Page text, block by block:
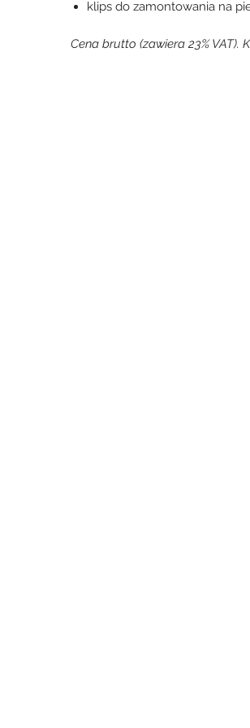
klips do zamontowania na
Cena brutto (zawiera 23% VAT).